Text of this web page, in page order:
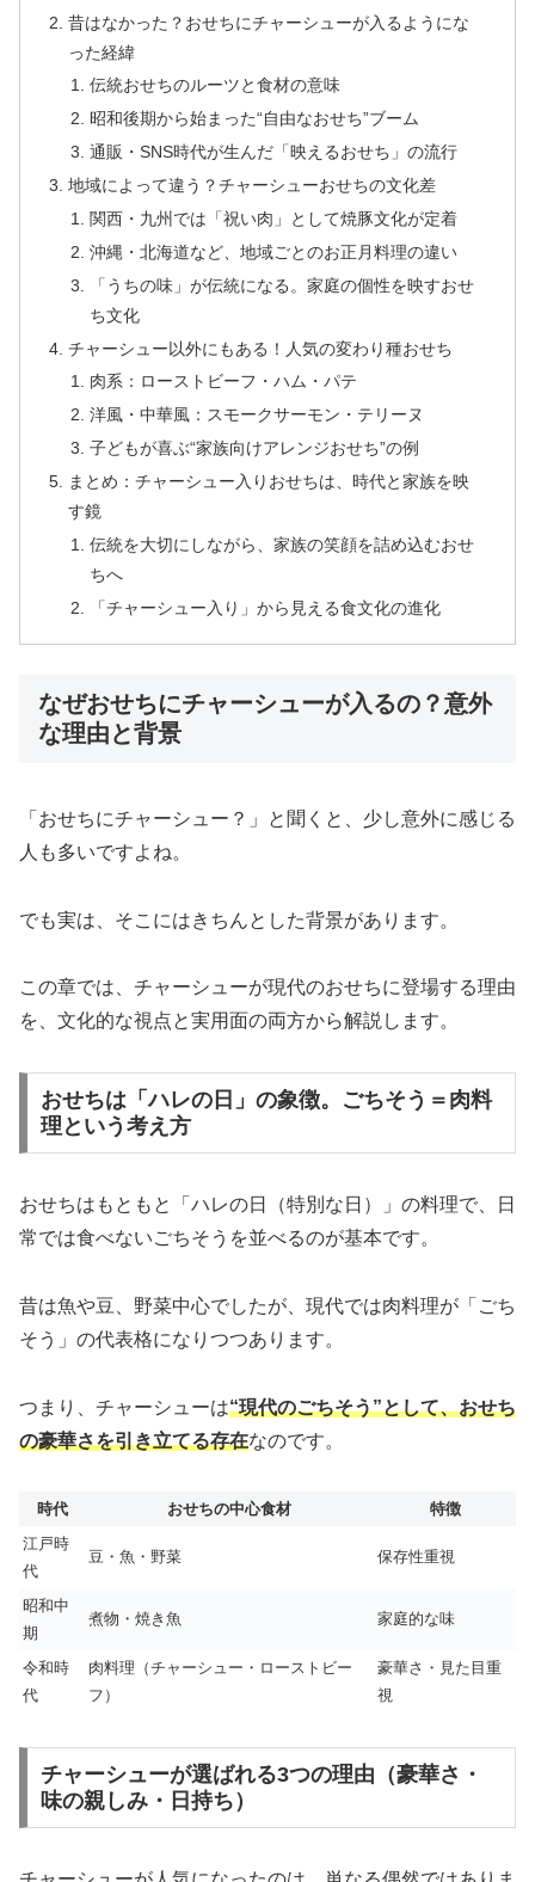
昔はなかった？おせちにチャーシューが入るようにな
った経緯
伝統おせちのルーツと食材の意味
昭和後期から始まった“自由なおせち”ブーム
通販・SNS時代が生んだ「映えるおせち」の流行
地域によって違う？チャーシューおせちの文化差
関西・九州では「祝い肉」として焼豚文化が定着
沖縄・北海道など、地域ごとのお正月料理の違い
「うちの味」が伝統になる。家庭の個性を映すおせ
ち文化
チャーシュー以外にもある！人気の変わり種おせち
肉系：ローストビーフ・ハム・パテ
洋風・中華風：スモークサーモン・テリーヌ
子どもが喜ぶ“家族向けアレンジおせち”の例
まとめ：チャーシュー入りおせちは、時代と家族を映
す鏡
伝統を大切にしながら、家族の笑顔を詰め込むおせ
ちへ
「チャーシュー入り」から見える食文化の進化
なぜおせちにチャーシューが入るの？意外
な理由と背景
「おせちにチャーシュー？」と聞くと、少し意外に感じる
人も多いですよね。
でも実は、そこにはきちんとした背景があります。
この章では、チャーシューが現代のおせちに登場する理由
を、文化的な視点と実用面の両方から解説します。
おせちは「ハレの日」の象徴。ごちそう＝肉料
理という考え方
おせちはもともと「ハレの日（特別な日）」の料理で、日
常では食べないごちそうを並べるのが基本です。
昔は魚や豆、野菜中心でしたが、現代では肉料理が「ごち
そう」の代表格になりつつあります。
つまり、チャーシューは“現代のごちそう”として、おせち
の豪華さを引き立てる存在なのです。
時代 おせちの中心食材
特徴
江戸時
代
豆・魚・野菜 保存性重視
昭和中
期
煮物・焼き魚 家庭的な味
令和時
代
肉料理（チャーシュー・ローストビー
フ）
豪華さ・見た目重
視
チャーシューが選ばれる3つの理由（豪華さ・
味の親しみ・日持ち）